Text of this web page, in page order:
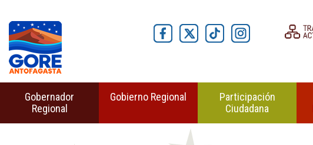
Gobernador
Regional
Gobierno Regional
Participación
Ciudadana